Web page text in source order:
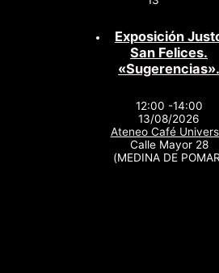
Exposición
San Felices.
«Sugerencias».
12:00 -14:00
13/08/2026
Ateneo Café
Calle Mayor 28
(MEDINA DE